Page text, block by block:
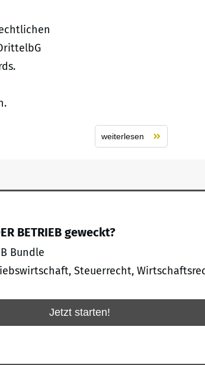
weiterlesen
BETRIEB geweckt?
Bundle
Steuerrecht,
Jetzt starten!